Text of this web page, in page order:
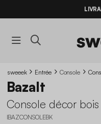
BONS
sweeek Entrée Console
Bazalt
Console décor
IBAZCONSOLEBK